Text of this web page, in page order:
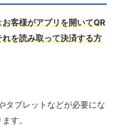
お客様がアプリを開いてQR
を読み取って決済する方
タブレットなどが必要にな
す。